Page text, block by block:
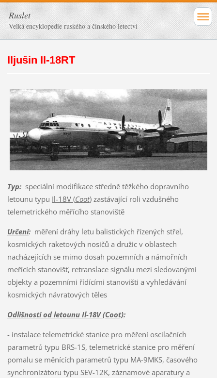
Ruslet
Velká encyklopedie ruského a čínského letectví
Iljušin Il-18RT
Typ:speciální modifikace středně těžkého dopravního
letounu typu Il-18V (Coot)zastávající roli vzdušného
telemetrického měřícího stanoviště
Určení:měření dráhy letu balistických řízených střel,
kosmických raketových nosičů a družic v oblastech
nacházejících se mimo dosah pozemních a námořních
meřících stanovišť, retranslace signálu mezi sledovanými
objekty a pozemními řídícími stanovišti a vyhledávání
kosmických návratových těles
Odlišnosti od letounu Il-18V (Coot):
- instalace telemetrické stanice pro měření oscilačních
parametrů typu BRS-1S, telemetrické stanice pro měření
pomalu se měnících parametrů typu MA-9MKS, časového
synchronizátoru typu SEV-12K, záznamové aparatury a